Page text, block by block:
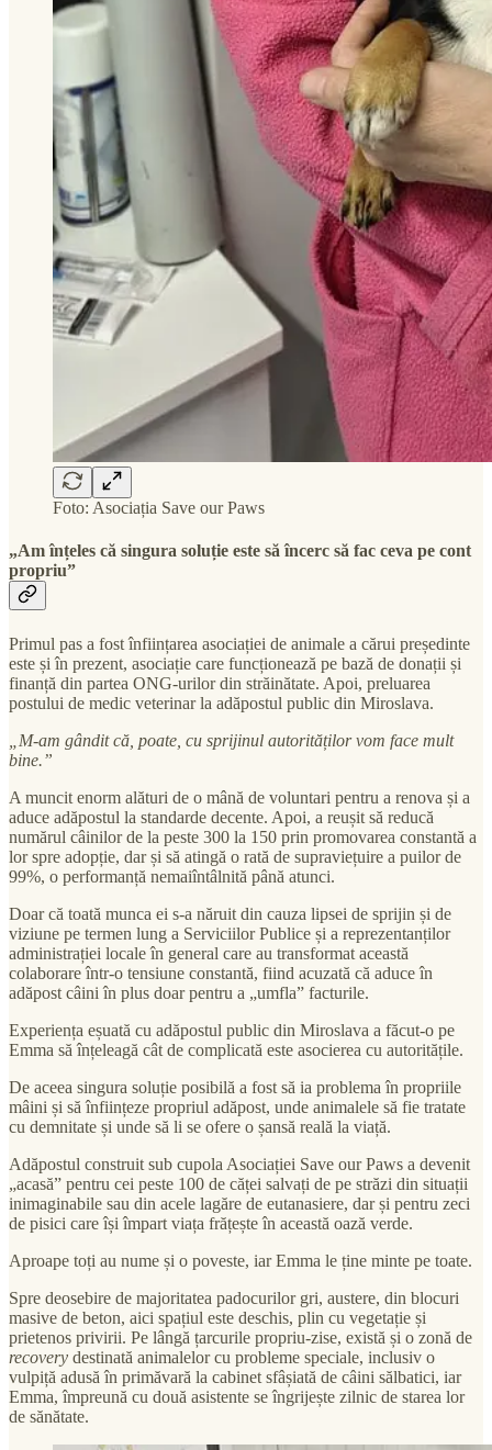
Foto: Asociația Save our Paws
„Am înțeles că singura soluție este să încerc să fac ceva pe cont
propriu”
Primul pas a fost înființarea asociației de animale a cărui președinte
este și în prezent, asociație care funcționează pe bază de donații și
finanță din partea ONG-urilor din străinătate. Apoi, preluarea
postului de medic veterinar la adăpostul public din Miroslava.
„M-am gândit că, poate, cu sprijinul autorităților vom face mult
bine.”
A muncit enorm alături de o mână de voluntari pentru a renova și a
aduce adăpostul la standarde decente. Apoi, a reușit să reducă
numărul câinilor de la peste 300 la 150 prin promovarea constantă a
lor spre adopție, dar și să atingă o rată de supraviețuire a puilor de
99%, o performanță nemaiîntâlnită până atunci.
Doar că toată munca ei s-a năruit din cauza lipsei de sprijin și de
viziune pe termen lung a Serviciilor Publice și a reprezentanților
administrației locale în general care au transformat această
colaborare într-o tensiune constantă, fiind acuzată că aduce în
adăpost câini în plus doar pentru a „umfla” facturile.
Experiența eșuată cu adăpostul public din Miroslava a făcut-o pe
Emma să înțeleagă cât de complicată este asocierea cu autoritățile.
De aceea singura soluție posibilă a fost să ia problema în propriile
mâini și să înființeze propriul adăpost, unde animalele să fie tratate
cu demnitate și unde să li se ofere o șansă reală la viață.
Adăpostul construit sub cupola Asociației Save our Paws a devenit
„acasă” pentru cei peste 100 de căței salvați de pe străzi din situații
inimaginabile sau din acele lagăre de eutanasiere, dar și pentru zeci
de pisici care își împart viața frățește în această oază verde.
Aproape toți au nume și o poveste, iar Emma le ține minte pe toate.
Spre deosebire de majoritatea padocurilor gri, austere, din blocuri
masive de beton, aici spațiul este deschis, plin cu vegetație și
prietenos privirii. Pe lângă țarcurile propriu-zise, există și o zonă de
recovery destinată animalelor cu probleme speciale, inclusiv o
vulpiță adusă în primăvară la cabinet sfâșiată de câini sălbatici, iar
Emma, împreună cu două asistente se îngrijește zilnic de starea lor
de sănătate.